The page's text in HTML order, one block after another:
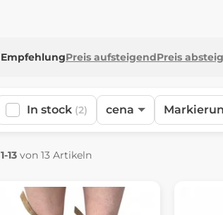
EmpfehlungPreis aufsteigendPreis
In stock (2) cena
1-13 von 13 Artikeln